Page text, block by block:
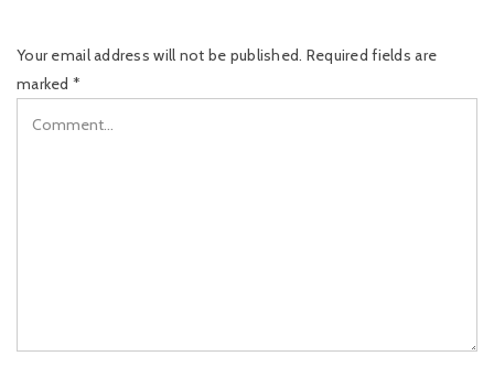
Your email address will not be published. Required fields are
marked *